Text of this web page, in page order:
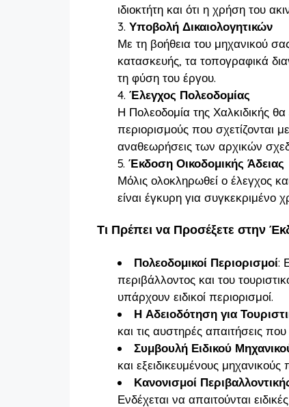
ιδιοκτήτη και ότι η χρήση του
Υποβολή Δικαιολογητικών
Με τη βοήθεια του μηχανικού
κατασκευής, τα τοπογραφικά
τη φύση του έργου.
Έλεγχος Πολεοδομίας
Η Πολεοδομία της Χαλκιδικής
περιορισμούς που σχετίζονται
αναθεωρήσεις των αρχικών
Έκδοση Οικοδομικής Άδειας
Μόλις ολοκληρωθεί ο έλεγχος
είναι έγκυρη για συγκεκριμένο
Τι Πρέπει να Προσέξετε στην
Πολεοδομικοί Περιορισμοί:
περιβάλλοντος και του
υπάρχουν ειδικοί περιορισμοί.
Η Αδειοδότηση για
και τις αυστηρές απαιτήσεις
Συμβουλή Ειδικού
και εξειδικευμένους μηχανικούς
Κανονισμοί
Ενδέχεται να απαιτούνται